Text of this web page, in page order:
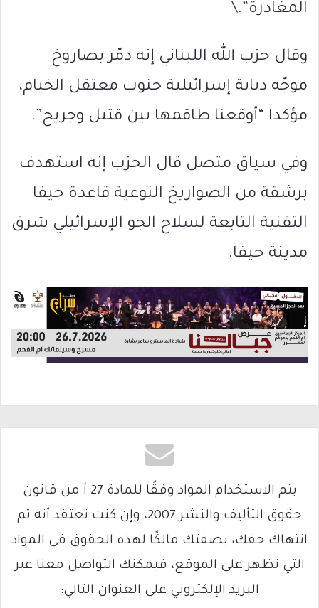
المغادرة”.\
وقال حزب الله اللبناني إنه دمّر بصاروخ
موجّه دبابة إسرائيلية جنوب معتقل الخيام،
مؤكدا “أوقعنا طاقمها بين قتيل وجريح”.
وفي سياق متصل قال الحزب إنه استهدف
برشقة من الصواريخ النوعية قاعدة حيفا
التقنية التابعة لسلاح الجو الإسرائيلي شرق
مدينة حيفا.
يتم الاستخدام المواد وفقًا للمادة 27 أ من قانون
حقوق التأليف والنشر 2007، وإن كنت تعتقد أنه تم
انتهاك حقك، بصفتك مالكًا لهذه الحقوق في المواد
التي تظهر على الموقع، فيمكنك التواصل معنا عبر
البريد الإلكتروني على العنوان التالي: